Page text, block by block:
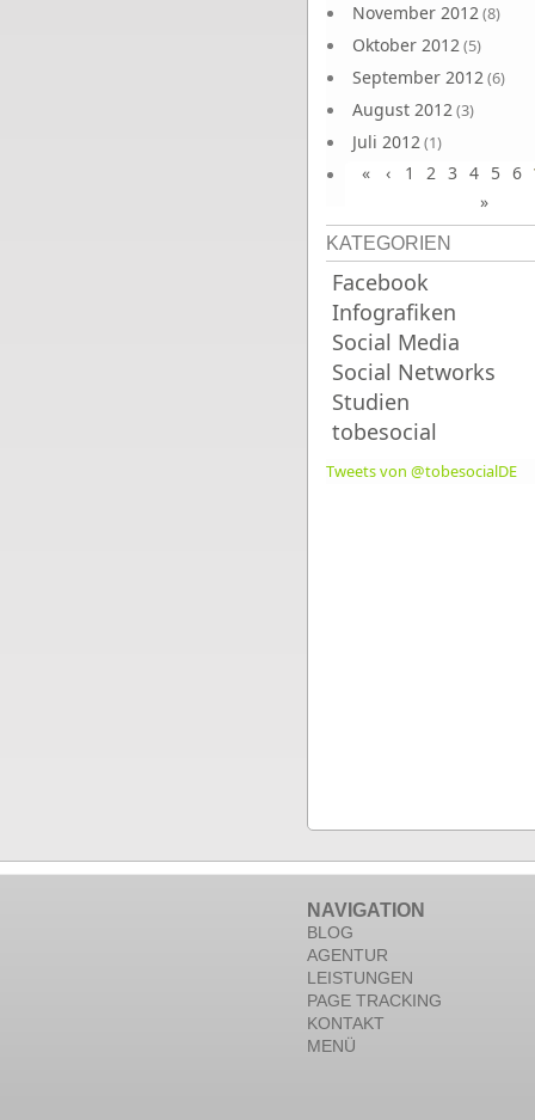
November 2012(8)
Oktober 2012(5)
September 2012(6)
August 2012(3)
Juli 2012(1)
Juni 2012(4)
« ‹ 1 2 3 4 5 6
»
KATEGORIEN
Facebook
Infografiken
Social Media
Social Networks
Studien
tobesocial
Tweets von @tobesocialDE
NAVIGATION
BLOG
AGENTUR
LEISTUNGEN
PAGE TRACKING
KONTAKT
MENÜ